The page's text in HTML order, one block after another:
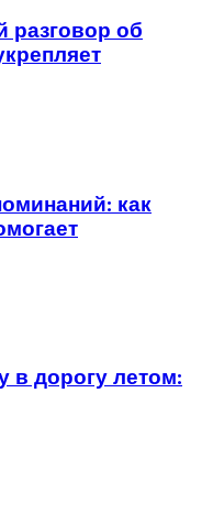
разговор об
как
в дорогу летом: